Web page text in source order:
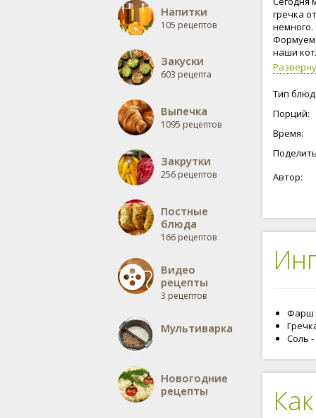
Напитки
105 рецептов
Закуски
603 рецепта
Выпечка
1095 рецептов
Закрутки
256 рецептов
Постные
блюда
166 рецептов
Видео
рецепты
3 рецептов
Мультиварка
Новогодние
рецепты
гречка
Формуем
наши
Тип
Порций:
Время:
Автор:
Фарш
Соль